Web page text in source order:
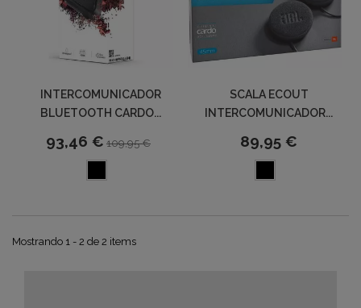
INTERCOMUNICADOR
BLUETOOTH CARDO...
93,46 € 109,95 €
SCALA ECOUT
INTERCOMUNICADOR...
89,95 €
Mostrando 1 - 2 de 2 items